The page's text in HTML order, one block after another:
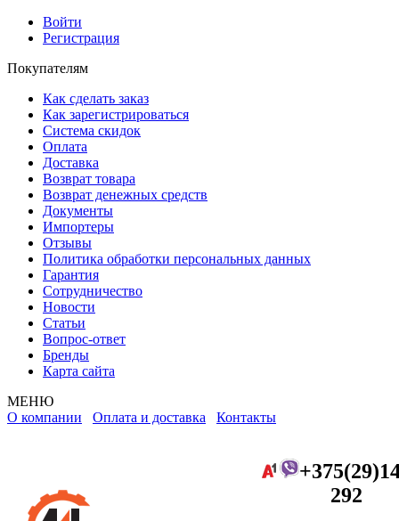
Войти
Регистрация
Покупателям
Как сделать заказ
Как зарегистрироваться
Система скидок
Оплата
Доставка
Возврат товара
Возврат денежных средств
Документы
Импортеры
Отзывы
Политика обработки персональных данных
Гарантия
Сотрудничество
Новости
Статьи
Вопрос-ответ
Бренды
Карта сайта
МЕНЮ
О компании Оплата и доставка Контакты
292